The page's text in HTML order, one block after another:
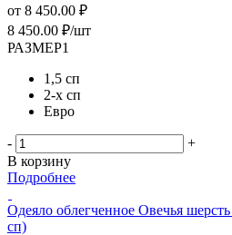
от 8 450.00 ₽
8 450.00 ₽/шт
РАЗМЕР1
1,5 сп
2-х сп
Евро
-
+
В корзину
Подробнее
Одеяло облегченное Овечья
сп)